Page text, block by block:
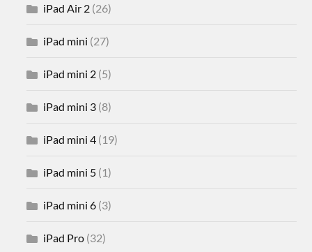
iPad Air 2 (26)
iPad mini (27)
iPad mini 2 (5)
iPad mini 3 (8)
iPad mini 4 (19)
iPad mini 5 (1)
iPad mini 6 (3)
iPad Pro (32)